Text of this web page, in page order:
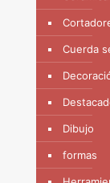
Cuerda
Dibujo
formas